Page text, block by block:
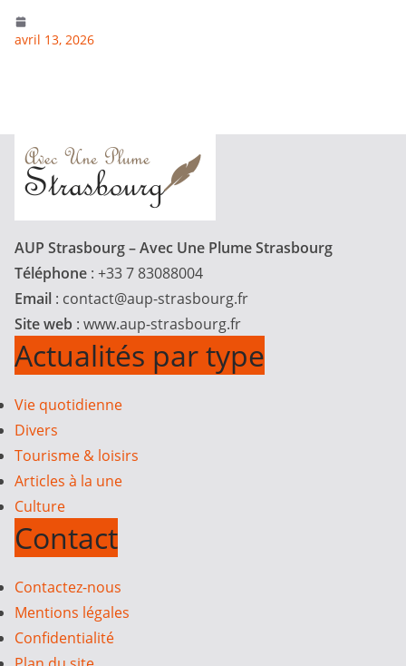
avril 13, 2026
AUP Strasbourg – Avec Une Plume Strasbourg
Téléphone : +33 7 83088004
Email : contact@aup-strasbourg.fr
Site web : www.aup-strasbourg.fr
Actualités par type
Vie quotidienne
Divers
Tourisme & loisirs
Articles à la une
Culture
Contact
Contactez-nous
Mentions légales
Confidentialité